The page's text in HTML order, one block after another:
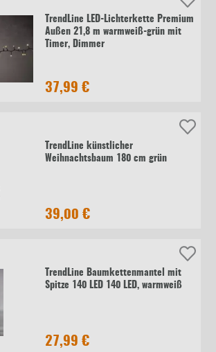
TrendLine LED-Lichterkette Premium
Außen 21,8 m warmweiß-grün mit
Timer, Dimmer
37,99 €
TrendLine künstlicher
Weihnachtsbaum 180 cm grün
39,00 €
TrendLine Baumkettenmantel mit
Spitze 140 LED 140 LED, warmweiß
27,99 €